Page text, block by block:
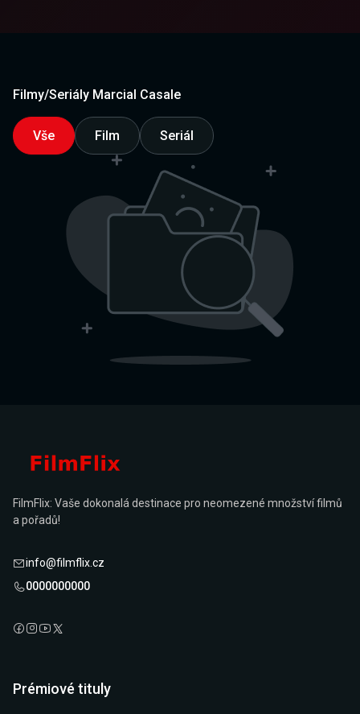
Filmy/Seriály Marcial Casale
Vše Film Seriál
FilmFlix: Vaše dokonalá destinace pro neomezené množství filmů
a pořadů!
info@filmflix.cz
0000000000
Prémiové tituly